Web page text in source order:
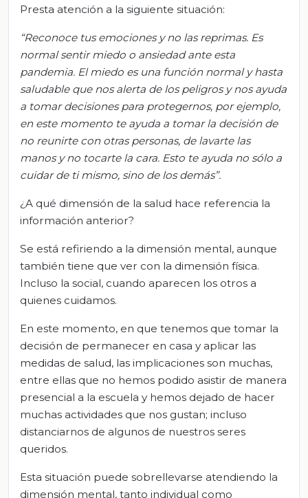
Presta atención a la siguiente situación:
“Reconoce tus emociones y no las reprimas. Es
normal sentir miedo o ansiedad ante esta
pandemia. El miedo es una función normal y hasta
saludable que nos alerta de los peligros y nos ayuda
a tomar decisiones para protegernos, por ejemplo,
en este momento te ayuda a tomar la decisión de
no reunirte con otras personas, de lavarte las
manos y no tocarte la cara. Esto te ayuda no sólo a
cuidar de ti mismo, sino de los demás”.
¿A qué dimensión de la salud hace referencia la
información anterior?
Se está refiriendo a la dimensión mental, aunque
también tiene que ver con la dimensión física.
Incluso la social, cuando aparecen los otros a
quienes cuidamos.
En este momento, en que tenemos que tomar la
decisión de permanecer en casa y aplicar las
medidas de salud, las implicaciones son muchas,
entre ellas que no hemos podido asistir de manera
presencial a la escuela y hemos dejado de hacer
muchas actividades que nos gustan; incluso
distanciarnos de algunos de nuestros seres
queridos.
Esta situación puede sobrellevarse atendiendo la
dimensión mental, tanto individual como